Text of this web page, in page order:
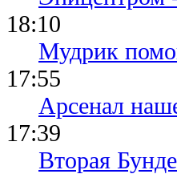
18:10
Мудрик
17:55
Арсенал
17:39
Вторая